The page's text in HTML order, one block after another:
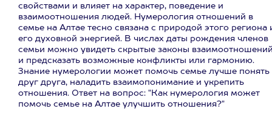
свойствами и влияет на характер, поведение и
взаимоотношения людей. Нумерология отношений в
семье на Алтае тесно связана с природой этого региона
его духовной энергией. В числах даты рождения членов
семьи можно увидеть скрытые законы
и предсказать возможные конфликты или гармонию.
Знание нумерологии может помочь семье лучше понять
друг друга, наладить взаимопонимание и укрепить
отношения. Ответ на вопрос: "Как нумерология может
помочь семье на Алтае улучшить отношения?"